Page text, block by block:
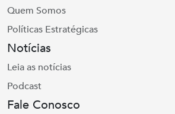
Quem Somos
Políticas Estratégicas
Notícias
Leia as notícias
Podcast
Fale Conosco